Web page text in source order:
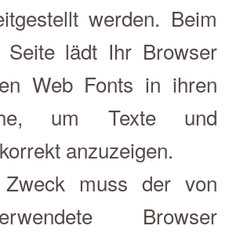
werden. Beim
Seite lädt Ihr Browser
Web Fonts in ihren
um Texte und
anzuzeigen.
muss der von
Browser